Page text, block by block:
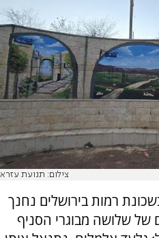
צילום: תנועת עזרא
רמות בירושלים נחנך
של שלושה מבוגרי הסניף